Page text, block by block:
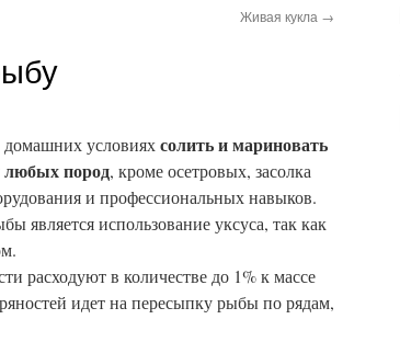
Живая кукла →
условияхсолить и мариновать
пород, кроме осетровых, засолка
и профессиональных навыков.
является использование уксуса, так как
расходуют в количестве до 1% к массе
идет на пересыпку рыбы по рядам,